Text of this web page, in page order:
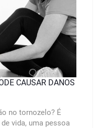
CAUSAR DANOS
no tornozelo? É
vida, uma pessoa